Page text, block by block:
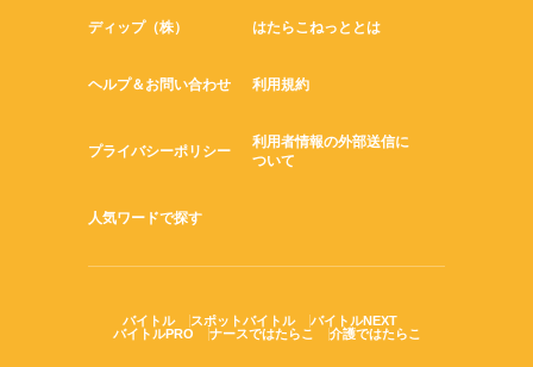
ディップ（株） はたらこねっととは
ヘルプ＆お問い合わせ 利用規約
プライバシーポリシー
利用者情報の外部送信に
ついて
人気ワードで探す
バイトル スポットバイトル
バイトルNEXT
バイトルPRO
ナースではたらこ 介護ではたらこ